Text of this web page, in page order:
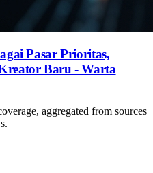
Pasar Prioritas,
Baru - Warta
aggregated from sources